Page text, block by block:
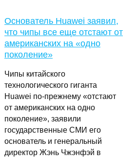
Основатель Huawei заявил,
что чипы все еще отстают от
американских на «одно
поколение»
Чипы китайского
технологического гиганта
Huawei по-прежнему «отстают
от американских на одно
поколение», заявили
государственные СМИ его
основатель и генеральный
директор Жэнь Чжэнфэй в